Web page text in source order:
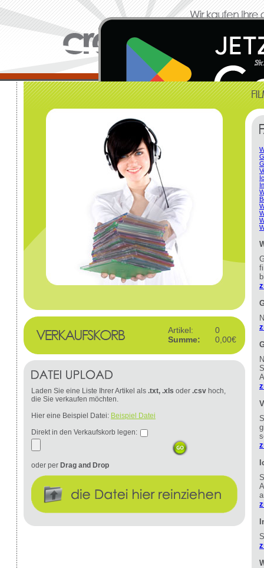
Artikel:
0
Summe:
0,00€
Laden Sie eine Liste Ihrer Artikel als .txt, .xls oder .csv hoch,
die Sie verkaufen möchten.
Hier eine Beispiel Datei: Beispiel Datei
Direkt in den Verkaufskorb legen:
oder per Drag and Drop